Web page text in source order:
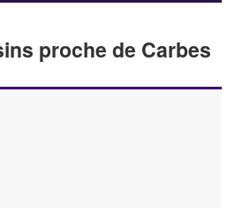
proche de Carbes